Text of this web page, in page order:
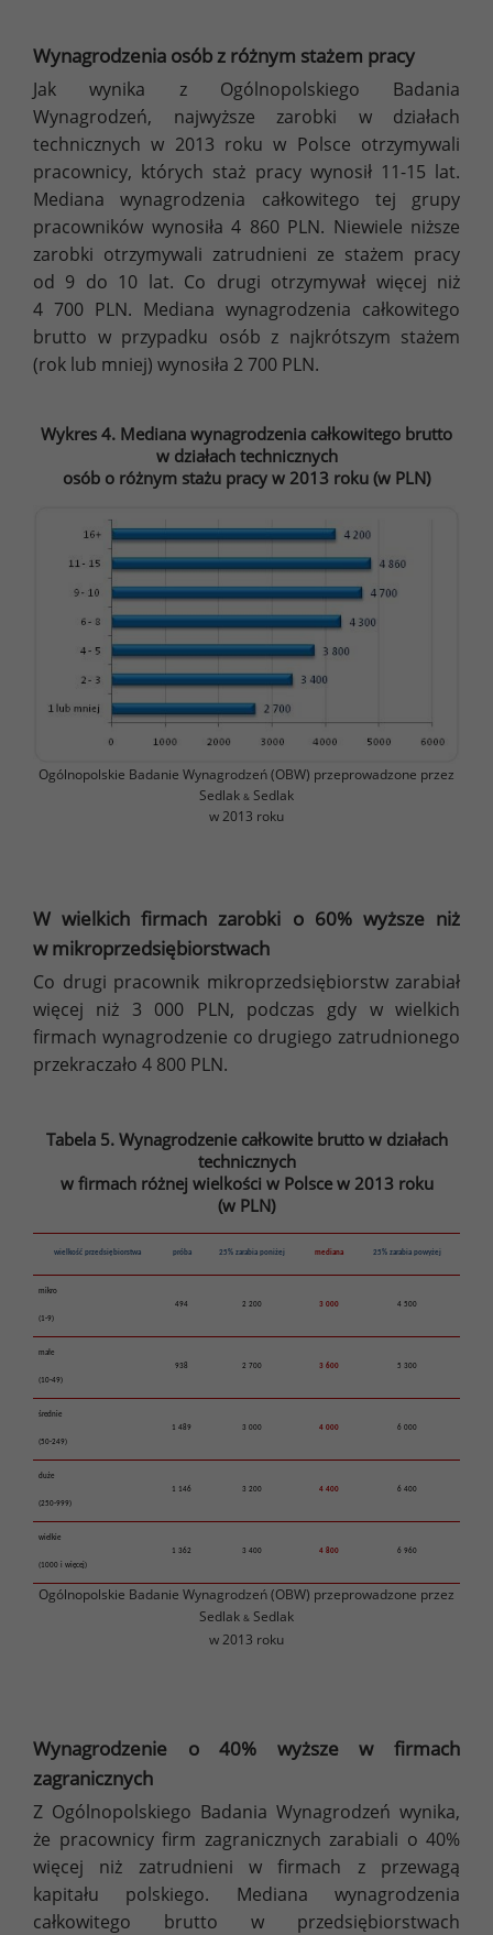
Wynagrodzenia osób z różnym stażem pracy
Jak wynika z Ogólnopolskiego Badania
Wynagrodzeń, najwyższe zarobki w działach
technicznych w 2013 roku w Polsce otrzymywali
pracownicy, których staż pracy wynosił 11-15 lat.
Mediana wynagrodzenia całkowitego tej grupy
pracowników wynosiła 4 860 PLN. Niewiele niższe
zarobki otrzymywali zatrudnieni ze stażem pracy
od 9 do 10 lat. Co drugi otrzymywał więcej niż
4 700 PLN. Mediana wynagrodzenia całkowitego
brutto w przypadku osób z najkrótszym stażem
(rok lub mniej) wynosiła 2 700 PLN.
Wykres 4. Mediana wynagrodzenia całkowitego brutto
w działach technicznych
osób o różnym stażu pracy w 2013 roku (w PLN)
Ogólnopolskie Badanie Wynagrodzeń (OBW) przeprowadzone przez
Sedlak & Sedlak
w 2013 roku
W wielkich firmach zarobki o 60% wyższe niż
w mikroprzedsiębiorstwach
Co drugi pracownik mikroprzedsiębiorstw zarabiał
więcej niż 3 000 PLN, podczas gdy w wielkich
firmach wynagrodzenie co drugiego zatrudnionego
przekraczało 4 800 PLN.
Tabela 5. Wynagrodzenie całkowite brutto w działach
technicznych
w firmach różnej wielkości w Polsce w 2013 roku
(w PLN)
wielkość przedsiębiorstwa próba 25% zarabia poniżej mediana 25% zarabia powyżej
mikro
(1-9)
494 2 200 3 000 4 500
małe
(10-49)
938 2 700 3 600 5 300
średnie
(50-249)
1 489 3 000 4 000 6 000
duże
(250-999)
1 146 3 200 4 400 6 400
wielkie
(1000 i więcej)
1 362 3 400 4 800 6 960
Ogólnopolskie Badanie Wynagrodzeń (OBW) przeprowadzone przez
Sedlak & Sedlak
w 2013 roku
Wynagrodzenie o 40% wyższe w firmach
zagranicznych
Z Ogólnopolskiego Badania Wynagrodzeń wynika,
że pracownicy firm zagranicznych zarabiali o 40%
więcej niż zatrudnieni w firmach z przewagą
kapitału polskiego. Mediana wynagrodzenia
całkowitego brutto w przedsiębiorstwach